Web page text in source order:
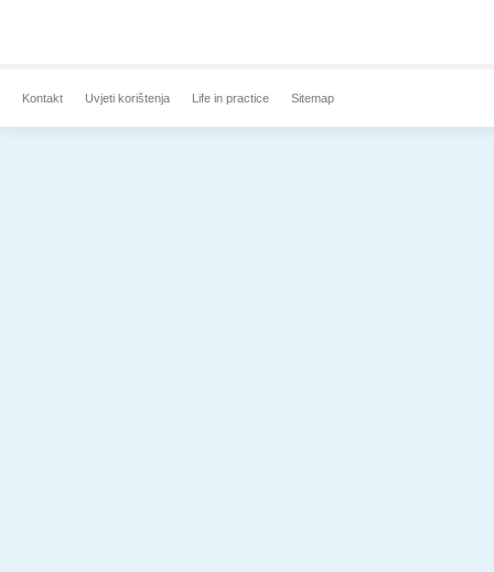
Kontakt Uvjeti korištenja Life in practice Sitemap